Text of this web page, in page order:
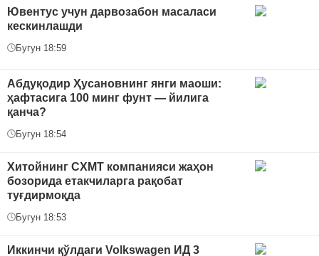
Ювентус учун дарвозабон масаласи
кескинлашди
Бугун 18:59
Абдуқодир Ҳусановнинг янги маоши:
ҳафтасига 100 минг фунт — йилига
қанча?
Бугун 18:54
Хитойнинг CXMT компанияси жаҳон
бозорида етакчиларга рақобат
туғдирмоқда
Бугун 18:53
Иккинчи қўлдаги Volkswagen ИД 3